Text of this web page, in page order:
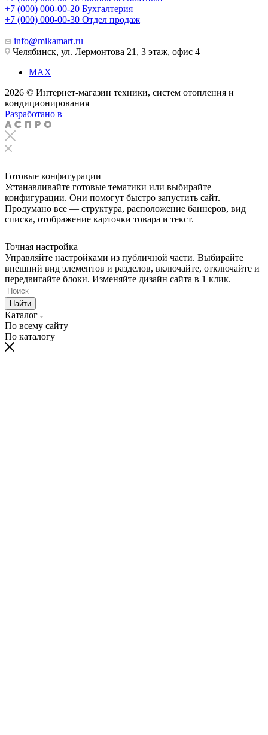
+7 (000) 000-00-20 Бухгалтерия
+7 (000) 000-00-30 Отдел продаж
info@mikamart.ru
Челябинск, ул. Лермонтова 21, 3 этаж, офис 4
MAX
2026 © Интернет-магазин техники, систем отопления и
кондиционирования
Разработано в
Готовые конфигурации
Устанавливайте готовые тематики или выбирайте
конфигурации. Они помогут быстро запустить сайт.
Продумано все — структура, расположение баннеров, вид
списка, отображение карточки товара и текст.
Точная настройка
Управляйте настройками из публичной части. Выбирайте
внешний вид элементов и разделов, включайте, отключайте и
передвигайте блоки. Изменяйте дизайн сайта в 1 клик.
Найти
Каталог
По всему сайту
По каталогу